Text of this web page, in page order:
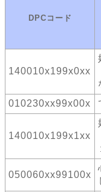
DPCコード
140010x199x0xx
010230xx99x00x
140010x199x1xx
050060xx99100x